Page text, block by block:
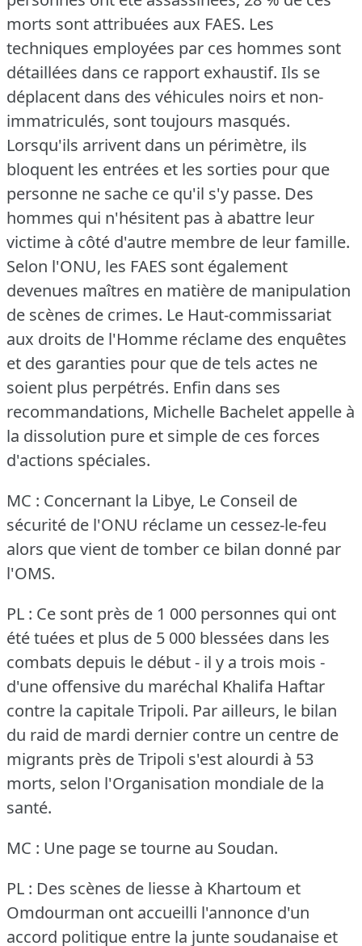
morts sont attribuées aux FAES. Les
techniques employées par ces hommes sont
détaillées dans ce rapport exhaustif. Ils se
déplacent dans des véhicules noirs et non-
immatriculés, sont toujours masqués.
Lorsqu'ils arrivent dans un périmètre, ils
bloquent les entrées et les sorties pour que
personne ne sache ce qu'il s'y passe. Des
hommes qui n'hésitent pas à abattre leur
victime à côté d'autre membre de leur famille.
Selon l'ONU, les FAES sont également
devenues maîtres en matière de manipulation
de scènes de crimes. Le Haut-commissariat
aux droits de l'Homme réclame des enquêtes
et des garanties pour que de tels actes ne
soient plus perpétrés. Enfin dans ses
recommandations, Michelle Bachelet appelle à
la dissolution pure et simple de ces forces
d'actions spéciales.
MC : Concernant la Libye, Le Conseil de
sécurité de l'ONU réclame un cessez-le-feu
alors que vient de tomber ce bilan donné par
l'OMS.
PL : Ce sont près de 1 000 personnes qui ont
été tuées et plus de 5 000 blessées dans les
combats depuis le début - il y a trois mois -
d'une offensive du maréchal Khalifa Haftar
contre la capitale Tripoli. Par ailleurs, le bilan
du raid de mardi dernier contre un centre de
migrants près de Tripoli s'est alourdi à 53
morts, selon l'Organisation mondiale de la
santé.
MC : Une page se tourne au Soudan.
PL : Des scènes de liesse à Khartoum et
Omdourman ont accueilli l'annonce d'un
accord politique entre la junte soudanaise et